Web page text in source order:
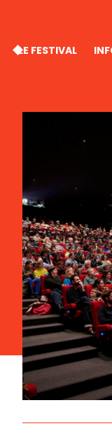
LE FESTIVAL